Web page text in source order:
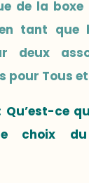
de la boxe
tant que
deux
pour Tous et
Qu’est-ce
choix